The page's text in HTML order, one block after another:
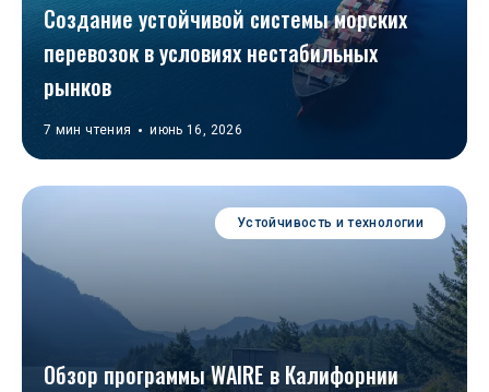
Создание устойчивой системы морских
перевозок в условиях нестабильных
рынков
7 мин чтения июнь 16, 2026
Устойчивость и технологии
Обзор программы WAIRE в Калифорнии